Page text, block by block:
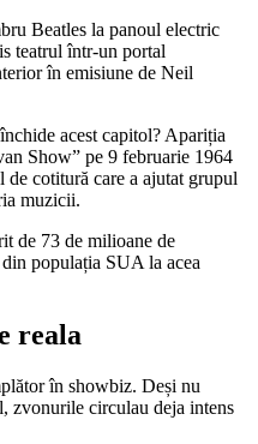
Beatles la panoul electric
teatrul într-un portal
în emisiune de Neil
acest capitol? Apariția
Show” pe 9 februarie 1964
de cotitură care a ajutat grupul
muzicii.
de 73 de milioane de
populația SUA la acea
reala
în showbiz. Deși nu
zvonurile circulau deja intens